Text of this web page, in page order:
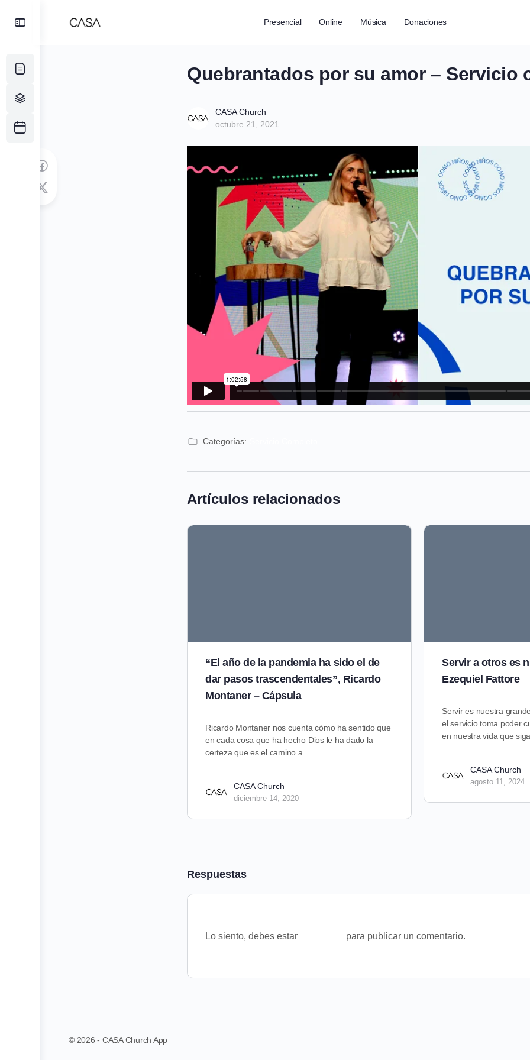
Presencial Online Música Donaciones
Quebrantados por su amor – Servicio
CASA Church
octubre 21, 2021
Categorías:
Artículos relacionados
“El año de la pandemia ha sido el de
dar pasos trascendentales”, Ricardo
Montaner – Cápsula
Ricardo Montaner nos cuenta cómo ha sentido que
en cada cosa que ha hecho Dios le ha dado la
certeza que es el camino a…
CASA Church
diciembre 14, 2020
Servir a otros es
Ezequiel Fattore
Servir es nuestra
el servicio toma poder
en nuestra vida que
CASA Church
agosto 11, 2024
Respuestas
Lo siento, debes estar para publicar un comentario.
© 2026 - CASA Church App